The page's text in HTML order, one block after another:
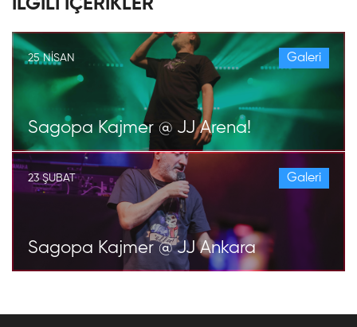
İLGİLİ İÇERİKLER
25 NISAN Galeri
Sagopa Kajmer @ JJ Arena!
23 ŞUBAT Galeri
Sagopa Kajmer @ JJ Ankara